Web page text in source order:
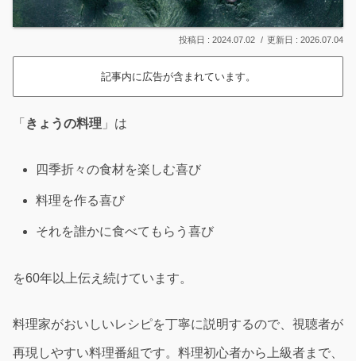
2024.07.02 2026.07.04
記事内に広告が含まれています。
「 きょうの料理 」は
四季折々の食材を楽しむ喜び
料理を作る喜び
それを誰かに食べてもらう喜び
を60年以上伝え続けています。
料理家がおいしいレシピを丁寧に説明するので、視聴者が
再現しやすい料理番組です。料理初心者から上級者まで、